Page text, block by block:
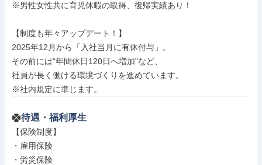
※男性女性共に育児休暇の取得、復帰実績あり！
【制度も年々アップデート！】
2025年12月から「入社当月に有休付与」。
その前には“年間休日120日へ増加”など、
社員が長く働ける環境づくりを進めています。
※社内規定に準じます。
待遇・福利厚生
【保険制度】
・雇用保険
・労災保険